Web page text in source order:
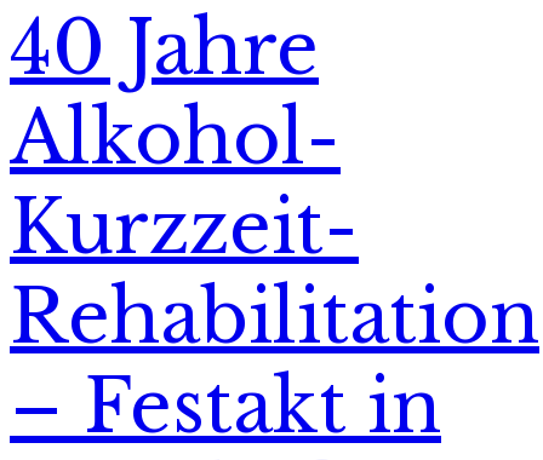
40 Jahre
Alkohol-
Kurzzeit-
Rehabilitation
– Festakt in